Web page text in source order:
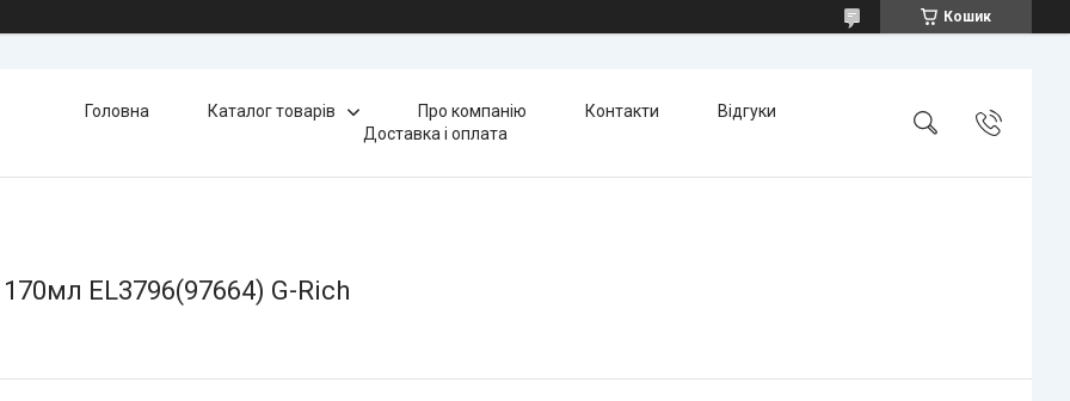
Кошик
Головна Каталог товарів Про компанію Контакти
Відгуки
Доставка і оплата
EL3796(97664) G-Rich